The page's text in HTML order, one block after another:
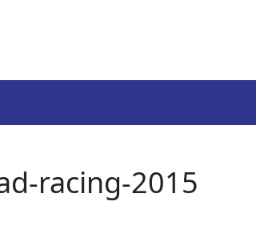
racing-2015